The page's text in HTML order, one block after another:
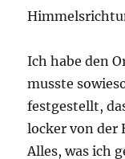
Ich habe den
musste
festgestellt,
locker von der
Alles, was ich